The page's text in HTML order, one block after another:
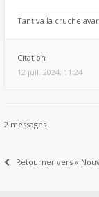
Tant va la cruche
Citation
12 juil. 2024, 11:24
2 messages
Retourner vers «